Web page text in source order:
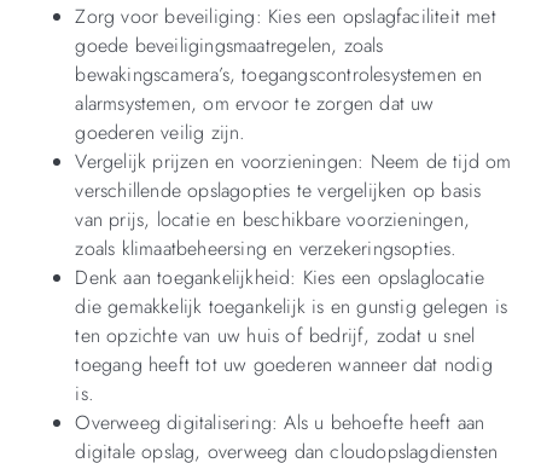
Zorg voor beveiliging: Kies een opslagfaciliteit met
goede beveiligingsmaatregelen, zoals
bewakingscamera’s, toegangscontrolesystemen en
alarmsystemen, om ervoor te zorgen dat uw
goederen veilig zijn.
Vergelijk prijzen en voorzieningen: Neem de tijd om
verschillende opslagopties te vergelijken op basis
van prijs, locatie en beschikbare voorzieningen,
zoals klimaatbeheersing en verzekeringsopties.
Denk aan toegankelijkheid: Kies een opslaglocatie
die gemakkelijk toegankelijk is en gunstig gelegen is
ten opzichte van uw huis of bedrijf, zodat u snel
toegang heeft tot uw goederen wanneer dat nodig
is.
Overweeg digitalisering: Als u behoefte heeft aan
digitale opslag, overweeg dan cloudopslagdiensten